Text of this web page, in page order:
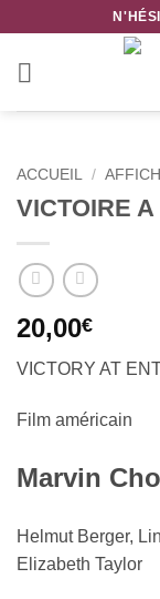
contenu
ACCUEIL /
VICTOIRE
20,00€
VICTORY AT
Film américain
Marvin
Helmut Berger,
Elizabeth Taylor